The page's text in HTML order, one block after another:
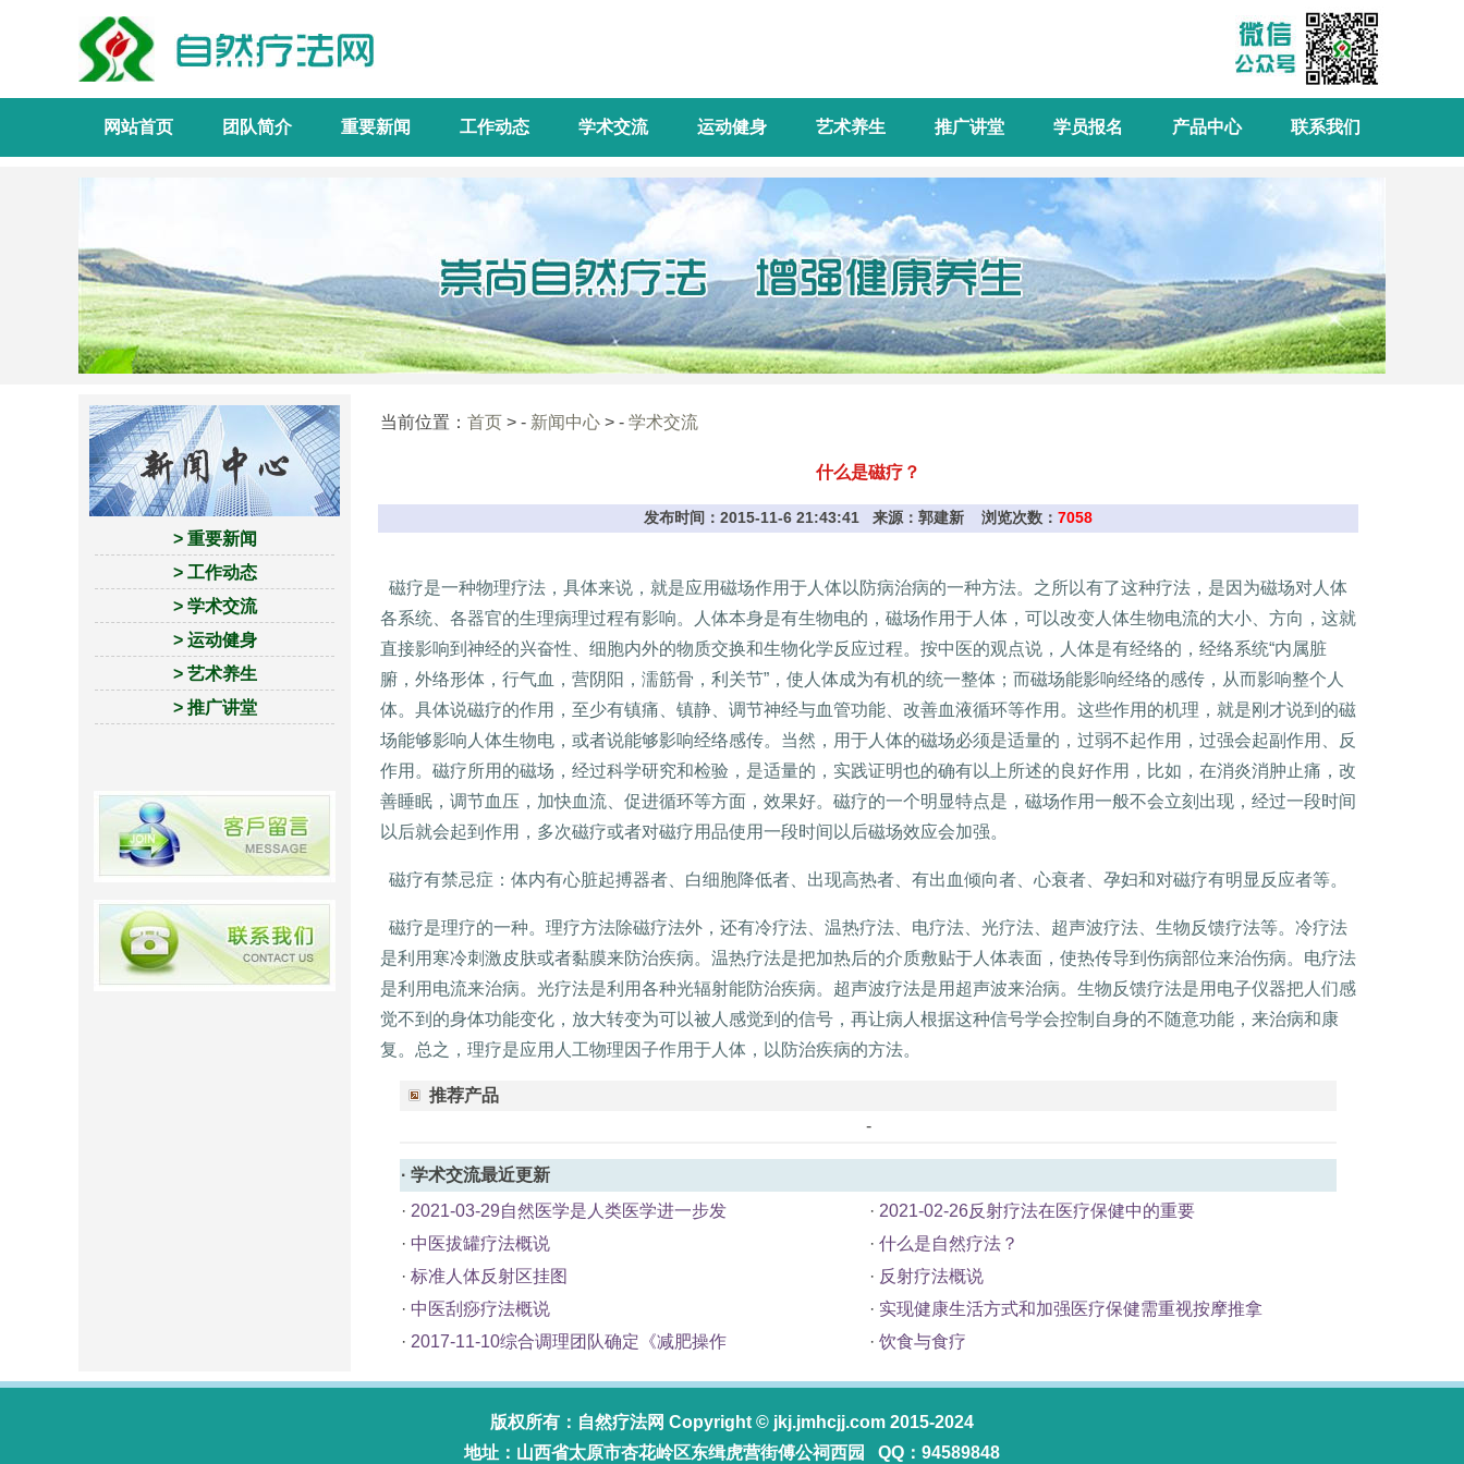
网站首页 团队简介 重要新闻 工作动态 学术交流 运动健身 艺术养生 推广讲堂 学员报名 产品中心 联系我们
> 重要新闻
> 工作动态
> 学术交流
> 运动健身
> 艺术养生
> 推广讲堂
当前位置： 首页 > - 新闻中心 > - 学术交流
什么是磁疗？
发布时间：2015-11-6 21:43:41 来源：郭建新 浏览次数： 7058
磁疗是一种物理疗法，具体来说，就是应用磁场作用于人体以防病治病的一种方法。之所以有了这种疗法，是因为磁场对人体
各系统、各器官的生理病理过程有影响。人体本身是有生物电的，磁场作用于人体，可以改变人体生物电流的大小、方向，这就
直接影响到神经的兴奋性、细胞内外的物质交换和生物化学反应过程。按中医的观点说，人体是有经络的，经络系统“内属脏
腑，外络形体，行气血，营阴阳，濡筋骨，利关节”，使人体成为有机的统一整体；而磁场能影响经络的感传，从而影响整个人
体。具体说磁疗的作用，至少有镇痛、镇静、调节神经与血管功能、改善血液循环等作用。这些作用的机理，就是刚才说到的磁
场能够影响人体生物电，或者说能够影响经络感传。当然，用于人体的磁场必须是适量的，过弱不起作用，过强会起副作用、反
作用。磁疗所用的磁场，经过科学研究和检验，是适量的，实践证明也的确有以上所述的良好作用，比如，在消炎消肿止痛，改
善睡眠，调节血压，加快血流、促进循环等方面，效果好。磁疗的一个明显特点是，磁场作用一般不会立刻出现，经过一段时间
以后就会起到作用，多次磁疗或者对磁疗用品使用一段时间以后磁场效应会加强。
磁疗有禁忌症：体内有心脏起搏器者、白细胞降低者、出现高热者、有出血倾向者、心衰者、孕妇和对磁疗有明显反应者等。
磁疗是理疗的一种。理疗方法除磁疗法外，还有冷疗法、温热疗法、电疗法、光疗法、超声波疗法、生物反馈疗法等。冷疗法
是利用寒冷刺激皮肤或者黏膜来防治疾病。温热疗法是把加热后的介质敷贴于人体表面，使热传导到伤病部位来治伤病。电疗法
是利用电流来治病。光疗法是利用各种光辐射能防治疾病。超声波疗法是用超声波来治病。生物反馈疗法是用电子仪器把人们感
觉不到的身体功能变化，放大转变为可以被人感觉到的信号，再让病人根据这种信号学会控制自身的不随意功能，来治病和康
复。总之，理疗是应用人工物理因子作用于人体，以防治疾病的方法。
推荐产品
-
· 学术交流最近更新
· 2021-03-29自然医学是人类医学进一步发 · 2021-02-26反射疗法在医疗保健中的重要
· 中医拔罐疗法概说 · 什么是自然疗法？
· 标准人体反射区挂图 · 反射疗法概说
· 中医刮痧疗法概说 · 实现健康生活方式和加强医疗保健需重视按摩推拿
· 2017-11-10综合调理团队确定《减肥操作 · 饮食与食疗
版权所有： 自然疗法网 Copyright © jkj.jmhcjj.com 2015-2024
地址：山西省太原市杏花岭区东缉虎营街傅公祠西园 QQ：94589848